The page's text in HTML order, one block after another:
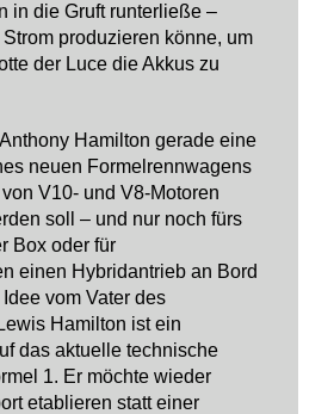
in die Gruft runterließe –
produzieren könne, um
der Luce die Akkus zu
Hamilton gerade eine
neuen Formelrennwagens
V10- und V8-Motoren
soll – und nur noch fürs
Box oder für
einen Hybridantrieb an Bord
vom Vater des
Hamilton ist ein
das aktuelle technische
1. Er möchte wieder
etablieren statt einer